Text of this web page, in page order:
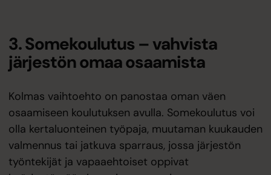
3. Somekoulutus – vahvista
järjestön omaa osaamista
Kolmas vaihtoehto on panostaa oman väen
osaamiseen koulutuksen avulla. Somekoulutus voi
olla kertaluonteinen työpaja, muutaman kuukauden
valmennus tai jatkuva sparraus, jossa järjestön
työntekijät ja vapaaehtoiset oppivat